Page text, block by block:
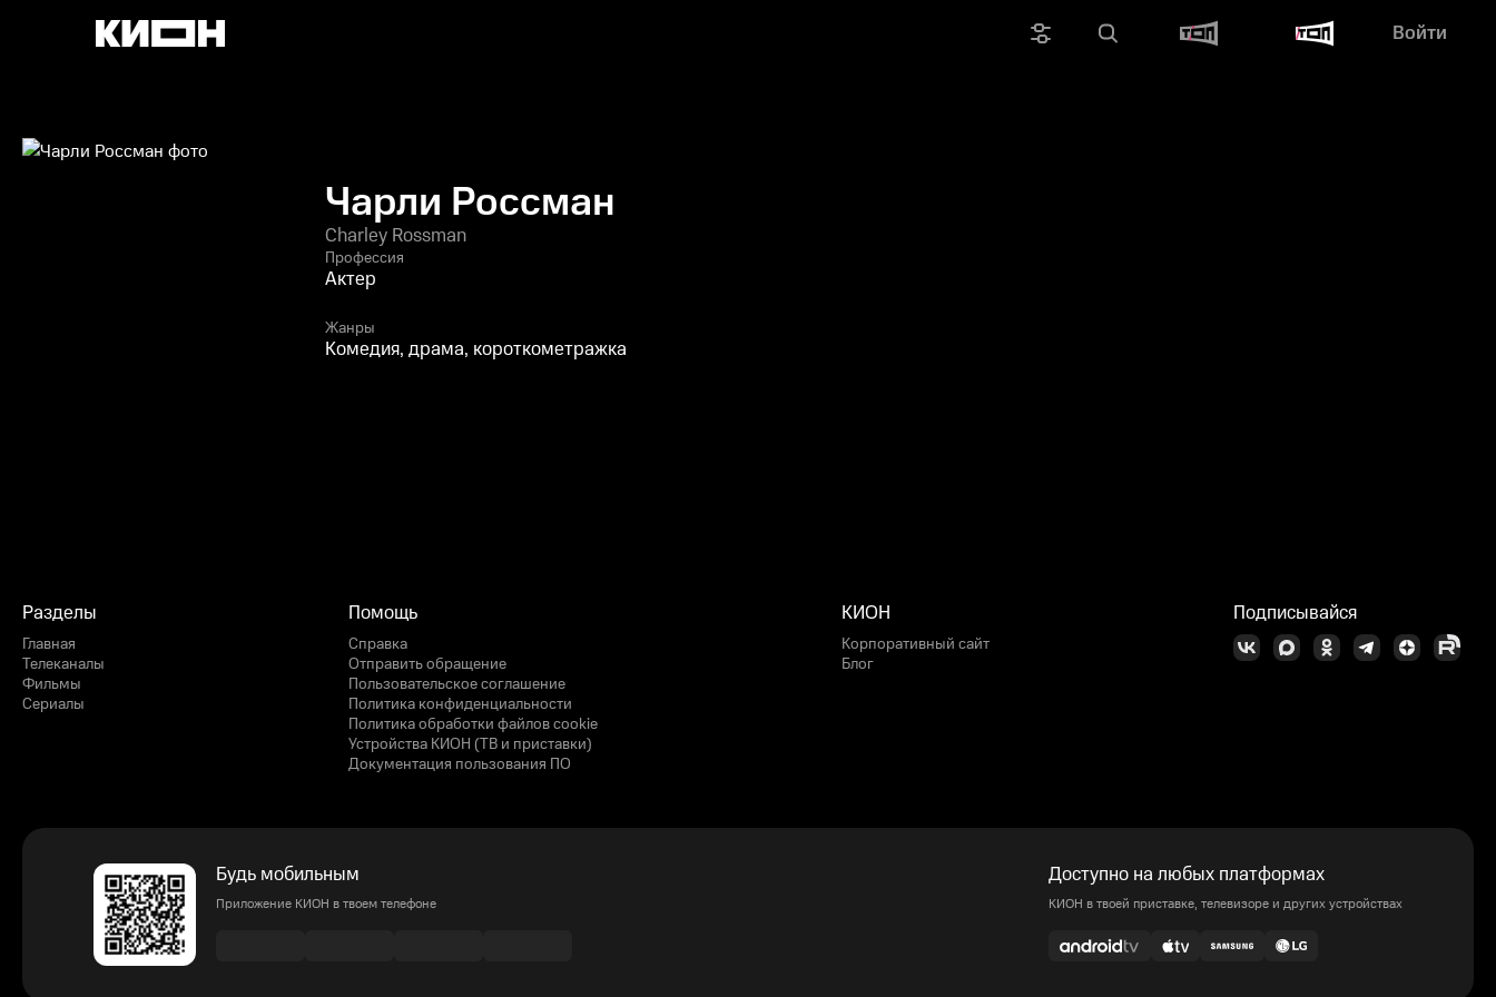
Войти
Чарли Россман
Charley Rossman
Профессия
Актер
Жанры
Комедия, драма, короткометражка
Разделы
Главная
Телеканалы
Фильмы
Сериалы
Помощь
Справка
Отправить обращение
Пользовательское соглашение
Политика конфиденциальности
Политика обработки файлов cookie
Устройства КИОН (ТВ и приставки)
Документация пользования ПО
КИОН
Корпоративный сайт
Блог
Подписывайся
Будь мобильным
Приложение КИОН в твоем телефоне
Доступно на любых платформах
КИОН в твоей приставке, телевизоре и других устройствах